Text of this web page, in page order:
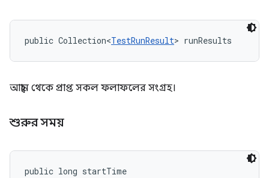
public Collection<TestRunResult> runResults
আহ্বান থেকে প্রাপ্ত সকল ফলাফলের সংগ্রহ।
শুরুর সময়
public long startTime